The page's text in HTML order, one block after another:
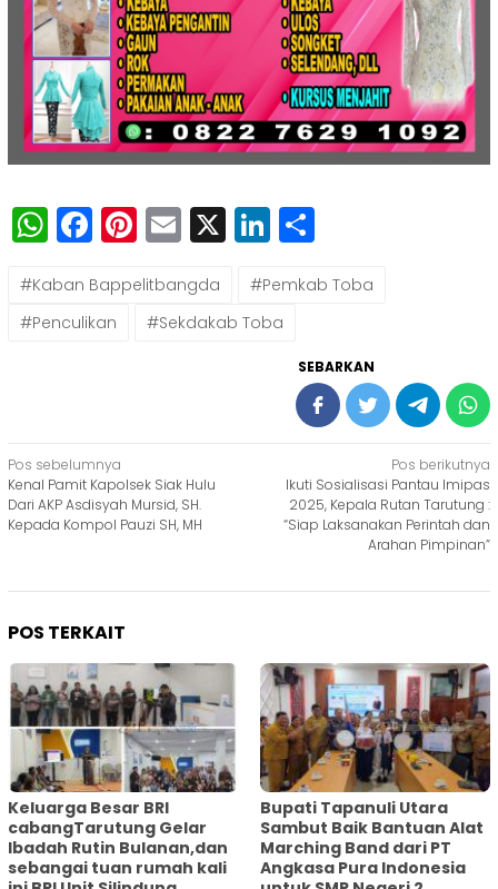
WhatsApp
Facebook
Pinterest
Email
X LinkedIn
#Kaban Bappelitbangda
#Pemkab Toba
#Penculikan
#Sekdakab Toba
SEBARKAN
Navigasi
pos
Pos sebelumnya
Kenal Pamit Kapolsek Siak Hulu
Dari AKP Asdisyah Mursid, SH.
Kepada Kompol Pauzi SH, MH
Pos berikutnya
Ikuti Sosialisasi Pantau Imipas
2025, Kepala Rutan Tarutung :
“Siap Laksanakan Perintah dan
Arahan Pimpinan”
POS TERKAIT
Keluarga Besar BRI
cabangTarutung Gelar
Ibadah Rutin Bulanan,dan
sebangai tuan rumah kali
Bupati Tapanuli Utara
Sambut Baik Bantuan Alat
Marching Band dari PT
Angkasa Pura Indonesia